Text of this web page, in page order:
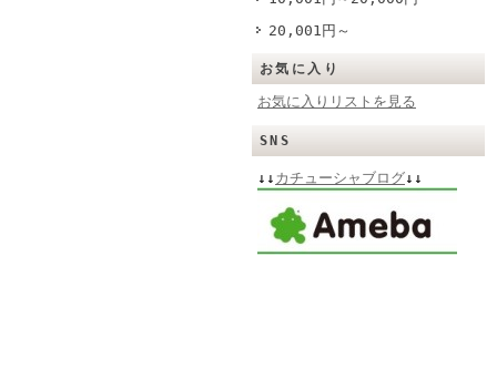
20,001円～
お気に入り
お気に入りリストを見る
SNS
↓↓ カチューシャブログ↓↓